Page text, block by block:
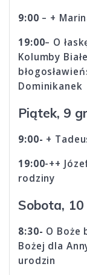
9:00 – +
19:00– O
Kolumby
Dominikanek
Piątek, 9
9:00- +
19:00-++
rodziny
Sobota,
8:30- O Boże
Bożej dla